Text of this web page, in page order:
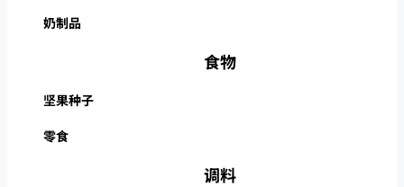
奶制品
食物
坚果种子
零食
调料